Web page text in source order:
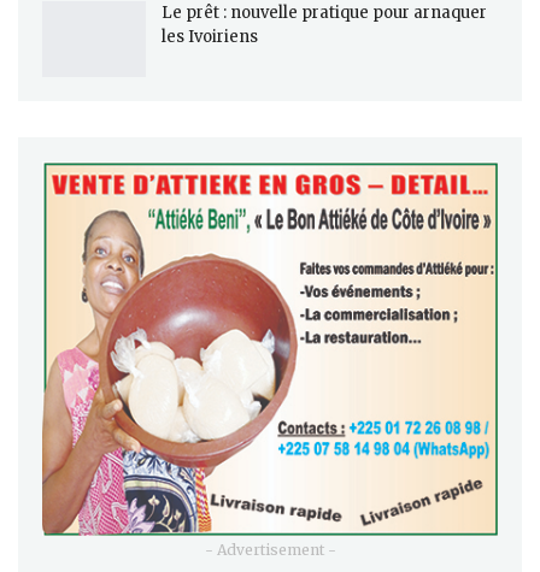
Le prêt : nouvelle pratique pour arnaquer
les Ivoiriens
- Advertisement -